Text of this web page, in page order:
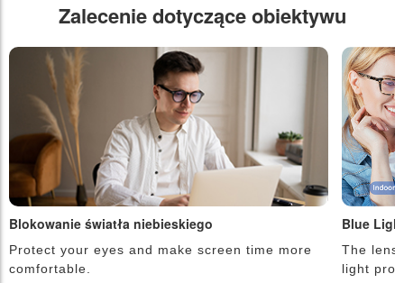
Zalecenie dotyczące obiektywu
Blokowanie światła niebieskiego
Protect your eyes and make screen time more
comfortable.
Blue
The
light